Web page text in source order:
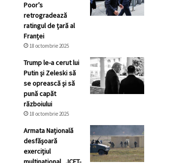
Poor’s
retrogradează
ratingul de țară al
Franței
18 octombrie 2025
Trump le-a cerut lui
Putin și Zeleski să
se oprească și să
pună capăt
războiului
18 octombrie 2025
Armata Națională
desfășoară
exercițiul